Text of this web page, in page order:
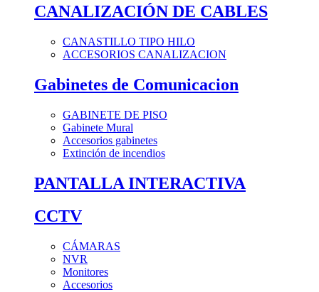
CANALIZACIÓN DE CABLES
CANASTILLO TIPO HILO
ACCESORIOS CANALIZACION
Gabinetes de Comunicacion
GABINETE DE PISO
Gabinete Mural
Accesorios gabinetes
Extinción de incendios
PANTALLA INTERACTIVA
CCTV
CÁMARAS
NVR
Monitores
Accesorios